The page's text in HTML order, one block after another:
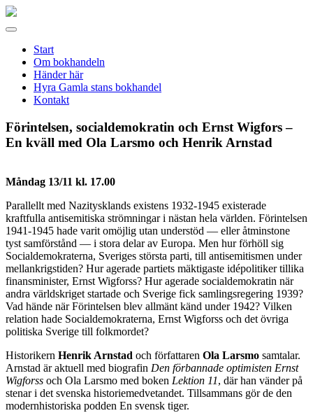
Gamla
Meny
Start
Om bokhandeln
Händer här
Hyra Gamla stans bokhandel
Kontakt
Förintelsen, socialdemokratin och Ernst Wigfors –
En kväll med Ola Larsmo och Henrik Arnstad
Måndag 13/11 kl. 17.00
Parallellt med Nazitysklands existens 1932-1945 existerade
kraftfulla antisemitiska strömningar i nästan hela världen. Förintelsen
1941-1945 hade varit omöjlig utan understöd — eller åtminstone
tyst samförstånd — i stora delar av Europa. Men hur förhöll sig
Socialdemokraterna, Sveriges största parti, till antisemitismen under
mellankrigstiden? Hur agerade partiets mäktigaste idépolitiker tillika
finansminister, Ernst Wigforss? Hur agerade socialdemokratin när
andra världskriget startade och Sverige fick samlingsregering 1939?
Vad hände när Förintelsen blev allmänt känd under 1942? Vilken
relation hade Socialdemokraterna, Ernst Wigforss och det övriga
politiska Sverige till folkmordet?
Historikern Henrik Arnstad och författaren Ola Larsmo samtalar.
Arnstad är aktuell med biografin Den förbannade optimisten Ernst
Wigforss och Ola Larsmo med boken Lektion 11, där han vänder på
stenar i det svenska historiemedvetandet. Tillsammans gör de den
modernhistoriska podden En svensk tiger.